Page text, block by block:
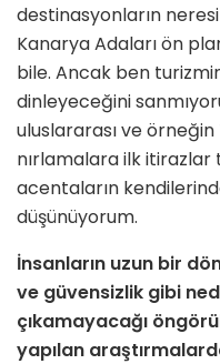
destinasyonların
Ka­narya Adaları ön
bile. Ancak ben
dinleyeceğini
ulusla­rarası ve
nırlamalara ilk
acentaların
düşünüyorum.
İnsanların uzun bir
ve güvensizlik gibi
çıkamayacağı
yapılan